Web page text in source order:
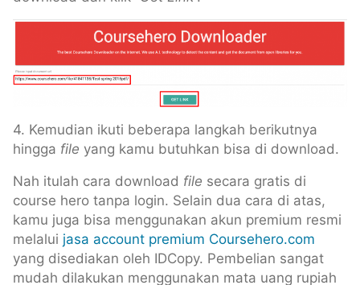
4. Kemudian ikuti beberapa langkah berikutnya
hingga file yang kamu butuhkan bisa di download.
Nah itulah cara download file secara gratis di
course hero tanpa login. Selain dua cara di atas,
kamu juga bisa menggunakan akun premium resmi
melalui jasa account premium Coursehero.com
yang disediakan oleh IDCopy. Pembelian sangat
mudah dilakukan menggunakan mata uang rupiah